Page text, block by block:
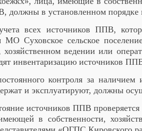
должны в установленном порядке
всех источников ППВ,
МО Суховское сельское
хозяйственном ведении или
инвентаризацию источников
контроля за
и эксплуатируют, должны
источников ППВ
в собственности,